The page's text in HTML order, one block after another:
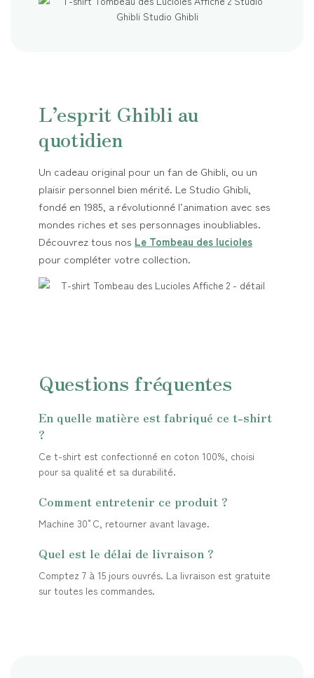
L’esprit Ghibli au
quotidien
Un cadeau original pour un fan de Ghibli, ou un
plaisir personnel bien mérité. Le Studio Ghibli,
fondé en 1985, a révolutionné l’animation avec ses
mondes riches et ses personnages inoubliables.
Découvrez tous nos Le Tombeau des lucioles
pour compléter votre collection.
Questions fréquentes
En quelle matière est fabriqué ce t-shirt
?
Ce t-shirt est confectionné en coton 100%, choisi
pour sa qualité et sa durabilité.
Comment entretenir ce produit ?
Machine 30°C, retourner avant lavage.
Quel est le délai de livraison ?
Comptez 7 à 15 jours ouvrés. La livraison est gratuite
sur toutes les commandes.